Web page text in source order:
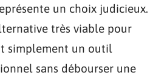
un choix judicieux.
très viable pour
simplement un outil
sans débourser une